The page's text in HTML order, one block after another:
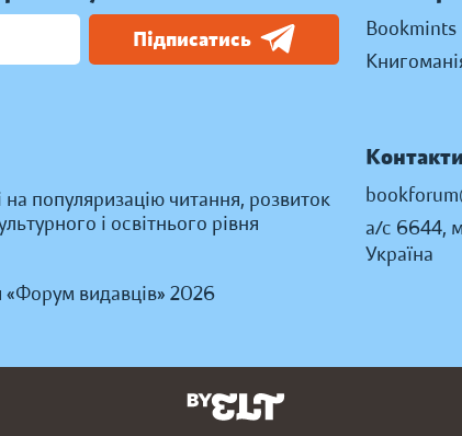
Підписатись
на популяризацію читання, розвиток
і освітнього рівня
«Форум видавців» 2026
Bookmints
Контакти
а/с 6644,
Україна